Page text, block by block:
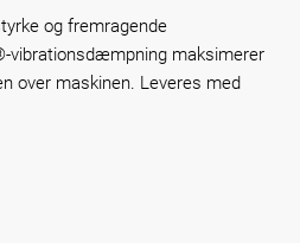
og fremragende
vibrationsdæmpning maksimerer
over maskinen. Leveres med